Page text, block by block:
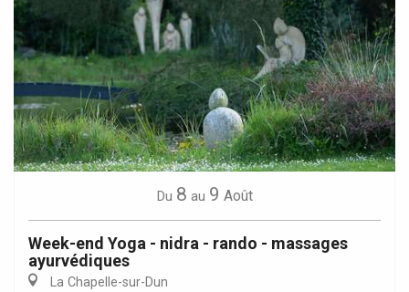
Du 8 au 9 Août
Week-end Yoga - nidra - rando - massages
ayurvédiques
La Chapelle-sur-Dun